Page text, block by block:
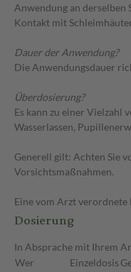
Anwendung an derselben
Kontakt mit
Dauer der Anwendung?
Die Anwendungsdauer
Überdosierung?
Es kann zu einer Vielzahl
Wasserlassen,
Generell gilt: Achten Sie
Vorsichtsmaßnahmen.
Eine vom Arzt verordnete
Dosierung
In Absprache mit Ihrem
Wer
Einzeldosis